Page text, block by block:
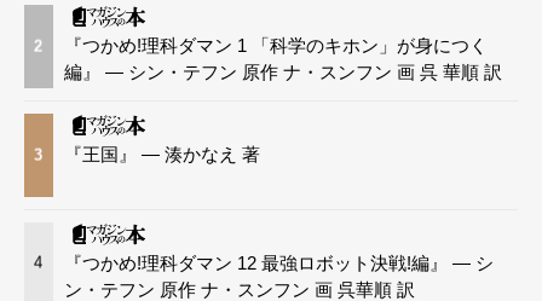
2
『つかめ!理科ダマン 1 「科学のキホン」が身につく
編』 — シン・テフン 原作 ナ・スンフン 画 呉 華順 訳
3 『王国』 — 湊かなえ 著
4
『つかめ!理科ダマン 12 最強ロボット決戦!編』 — シ
ン・テフン 原作 ナ・スンフン 画 呉華順 訳